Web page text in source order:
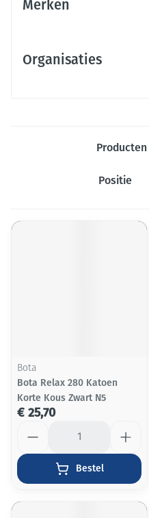
Merken
Organisaties
Producten
Sorteer op:
Bota
Bota Relax 280 Katoen
Korte Kous Zwart N5
€ 25,70
Bestel